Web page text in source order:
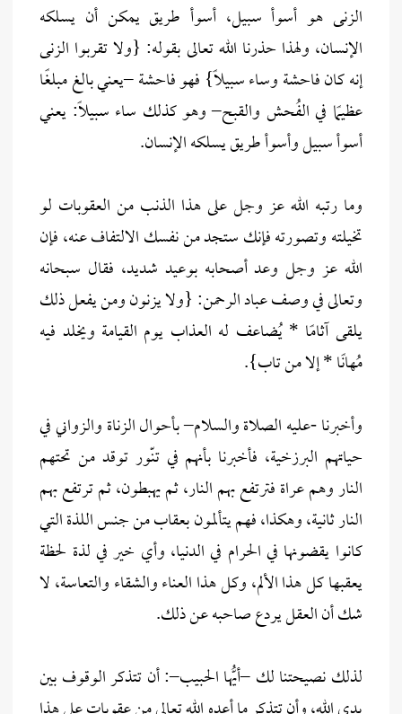
الزنى هو أسوأ سبيل، أسوأ طريق يمكن أن يسلكه
الإنسان، ولهذا حذرنا الله تعالى بقوله: {ولا تقربوا الزنى
إنه كان فاحشة وساء سبيلاً} فهو فاحشة –يعني بالغ مبلغًا
عظيمًا في الفُحش والقبح– وهو كذلك ساء سبيلاً: يعني
أسوأ سبيل وأسوأ طريق يسلكه الإنسان.
وما رتبه الله عز وجل على هذا الذنب من العقوبات لو
تخيلته وتصورته فإنك ستجد من نفسك الالتفاف عنه، فإن
الله عز وجل وعد أصحابه بوعيد شديد، فقال سبحانه
وتعالى في وصف عباد الرحمن: {ولا يزنون ومن يفعل ذلك
يلقى آثامًا * يُضاعف له العذاب يوم القيامة ويخلد فيه
مُهانًا * إلا من تاب}.
وأخبرنا -عليه الصلاة والسلام– بأحوال الزناة والزواني في
حياتهم البرزخية، فأخبرنا بأنهم في تنّور توقد من تحتهم
النار وهم عراة فترتفع بهم النار، ثم يهبطون، ثم ترتفع بهم
النار ثانية، وهكذا، فهم يتألمون بعقاب من جنس اللذة التي
كانوا يقضونها في الحرام في الدنيا، وأي خير في لذة لحظة
يعقبها كل هذا الألم، وكل هذا العناء والشقاء والتعاسة، لا
شك أن العقل يردع صاحبه عن ذلك.
لذلك نصيحتنا لك –أيُّها الحبيب–: أن تتذكر الوقوف بين